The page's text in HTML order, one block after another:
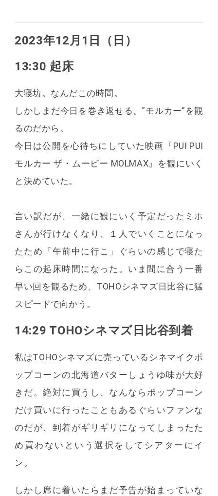
2023年12月1日（日）
13:30 起床
大寝坊。なんだこの時間。
しかしまだ今日を巻き返せる。”モルカー”を観
るのだから。
今日は公開を心待ちにしていた映画『PUI PUI
モルカー ザ・ムービー MOLMAX』を観にいく
と決めていた。
言い訳だが、一緒に観にいく予定だったミホ
さんが行けなくなり、１人でいくことになっ
たため「午前中に行こ」ぐらいの感じで寝た
らこの起床時間になった。いま間に合う一番
早い回を観るため、TOHOシネマズ日比谷に猛
スピードで向かう。
14:29 TOHOシネマズ日比谷到着
私はTOHOシネマズに売っているシネマイクポ
ップコーンの北海道バターしょうゆ味が大好
きだ。絶対に買うし、なんならポップコーン
だけ買いに行ったこともあるぐらいファンな
のだが、到着がギリギリになってしまったた
め買わないという選択をしてシアターにイ
ン。
しかし席に着いたらまだ予告が始まっていな